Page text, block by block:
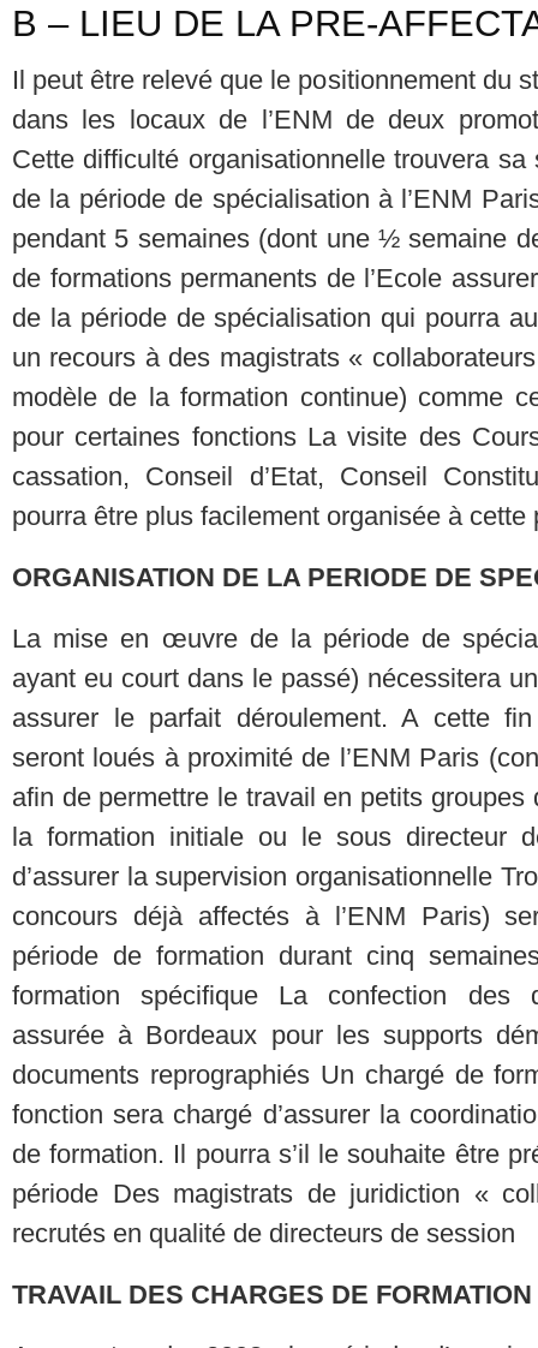
B – LIEU DE LA PRE-
Il peut être relevé que le positionnement du
dans les locaux de l’ENM de deux
Cette difficulté organisationnelle trouvera
de la période de spécialisation à l’ENM
pendant 5 semaines (dont une ½ semaine
de formations permanents de l’Ecole
de la période de spécialisation qui pourra
un recours à des magistrats «
modèle de la formation continue) comme
pour certaines fonctions La visite des
cassation, Conseil d’Etat, Conseil
pourra être plus facilement organisée à cette
ORGANISATION DE LA PERIODE DE
La mise en œuvre de la période de
ayant eu court dans le passé) nécessitera
assurer le parfait déroulement. A cette
seront loués à proximité de l’ENM Paris
afin de permettre le travail en petits
la formation initiale ou le sous directeur
d’assurer la supervision organisationnelle
concours déjà affectés à l’ENM Paris)
période de formation durant cinq
formation spécifique La confection des
assurée à Bordeaux pour les supports
documents reprographiés Un chargé de
fonction sera chargé d’assurer la
de formation. Il pourra s’il le souhaite être
période Des magistrats de juridiction «
recrutés en qualité de directeurs de session
TRAVAIL DES CHARGES DE